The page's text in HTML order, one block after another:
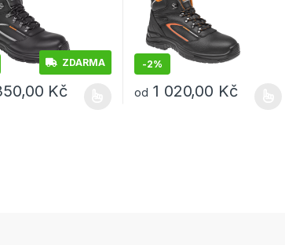
ZDARMA
Kč
-2%
od 1 020,00 Kč